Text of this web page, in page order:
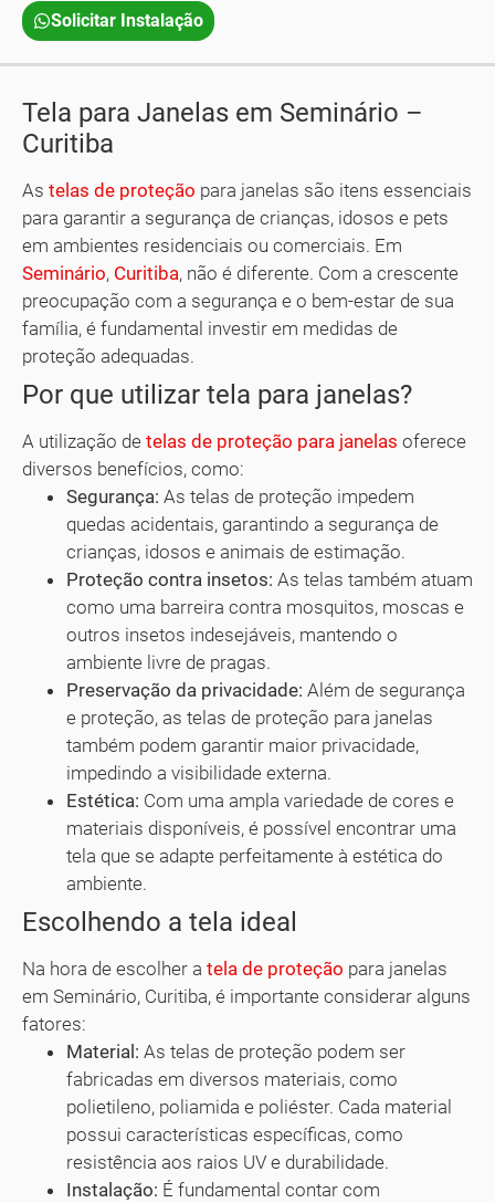
Solicitar Instalação
Tela para Janelas em Seminário –
Curitiba
As telas de proteção para janelas são itens essenciais
para garantir a segurança de crianças, idosos e pets
em ambientes residenciais ou comerciais. Em
Seminário, Curitiba, não é diferente. Com a crescente
preocupação com a segurança e o bem-estar de sua
família, é fundamental investir em medidas de
proteção adequadas.
Por que utilizar tela para janelas?
A utilização de telas de proteção para janelas oferece
diversos benefícios, como:
Segurança: As telas de proteção impedem
quedas acidentais, garantindo a segurança de
crianças, idosos e animais de estimação.
Proteção contra insetos: As telas também atuam
como uma barreira contra mosquitos, moscas e
outros insetos indesejáveis, mantendo o
ambiente livre de pragas.
Preservação da privacidade: Além de segurança
e proteção, as telas de proteção para janelas
também podem garantir maior privacidade,
impedindo a visibilidade externa.
Estética: Com uma ampla variedade de cores e
materiais disponíveis, é possível encontrar uma
tela que se adapte perfeitamente à estética do
ambiente.
Escolhendo a tela ideal
Na hora de escolher a tela de proteção para janelas
em Seminário, Curitiba, é importante considerar alguns
fatores:
Material: As telas de proteção podem ser
fabricadas em diversos materiais, como
polietileno, poliamida e poliéster. Cada material
possui características específicas, como
resistência aos raios UV e durabilidade.
Instalação: É fundamental contar com